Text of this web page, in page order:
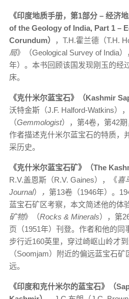
《印度地质手册，第1部分 – 经济
of the Geology of India, Part 1 –
Corundum） ，T.H.霍兰德（T.H.
局》（Geological Survey of India
年）。本书回顾该国发现刚玉的经
床。
《克什米尔蓝宝石》（Kashmir
沃特金斯（J.F. Halford-Watkins）
（Gemmologist），第4卷，第42期
作者描述克什米尔蓝宝石的特质，
采历史。
《克什米尔蓝宝石矿》（The
R.V.盖恩斯（R.V. Gaines），《喜
Journal） ， 第13卷（1946年）。
蓝宝石矿区考察，本文简述他的体
矿物》（Rocks & Minerals），第
页（1951年）刊登。作者和他的同
步行近160英里，穿过崎岖山岭才
（Soomjam）附近的偏远蓝宝石
远。
《印度和克什米尔的蓝宝石》（